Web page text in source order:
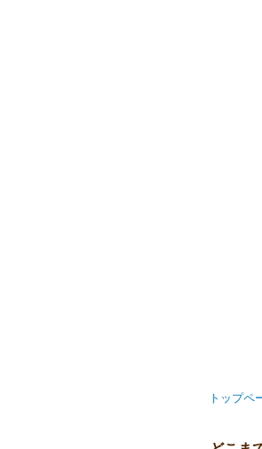
トップペ